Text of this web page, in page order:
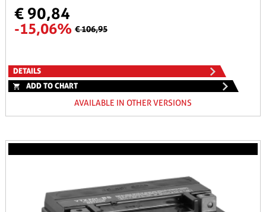
€ 90,84
-15,06% € 106,95
DETAILS
ADD TO CHART
AVAILABLE IN OTHER VERSIONS